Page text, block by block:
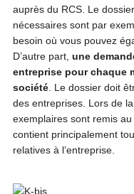
auprès du RCS. Le
nécessaires sont par
besoin où vous pouvez
D’autre part, une
entreprise pour chaque
société. Le dossier doit
des entreprises. Lors de
exemplaires sont remis
contient principalement
relatives à l’entreprise.